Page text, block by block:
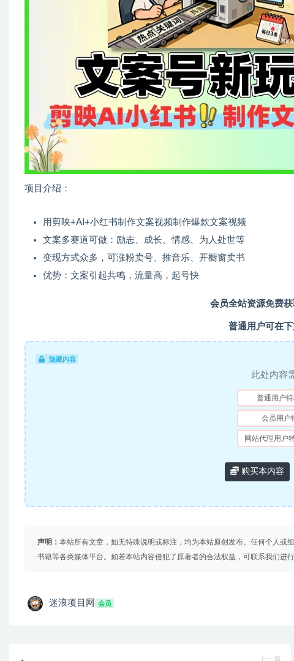
项目介绍：
用剪映+AI+小红书制作文案视频制作爆款文案视频
文案多赛道可做：励志、成长、情感、为人处世等
变现方式众多，可涨粉卖号、推音乐、开橱窗卖书
优势：文案引起共鸣，流量高，起号快
会员全站资源免费
普通用户可在下
隐藏内容
此处内容
普通用户特
会员用户
网站代理用户
购买本内容
声明： 本站所有文章，如无特殊说明或标注，均为本站原创发布。任何个人或
书籍等各类媒体平台。如若本站内容侵犯了原著者的合法权益，可联系我们进行
迷浪项目网 会员
上一篇